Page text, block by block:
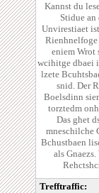
Kannst du
Stidue an
Unvirestiaet
eniem Wrot
wcihitge dbaei
lzete
snid. Der
Boelsdinn
torztedm
Das ghet
mneschilche
Bchustbaen
als
Trefftraffic: